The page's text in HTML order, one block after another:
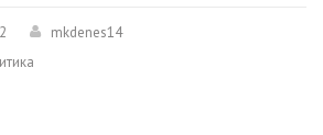
mkdenes14